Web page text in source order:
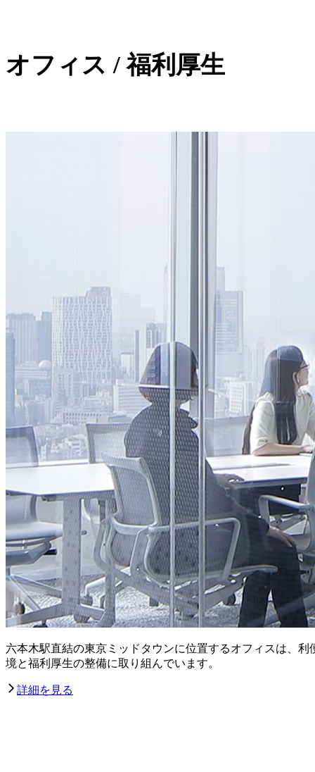
オフィス / 福利厚生
六本木駅直結の東京ミッドタウンに位置するオフィスは、
境と福利厚生の整備に取り組んでいます。
詳細を見る